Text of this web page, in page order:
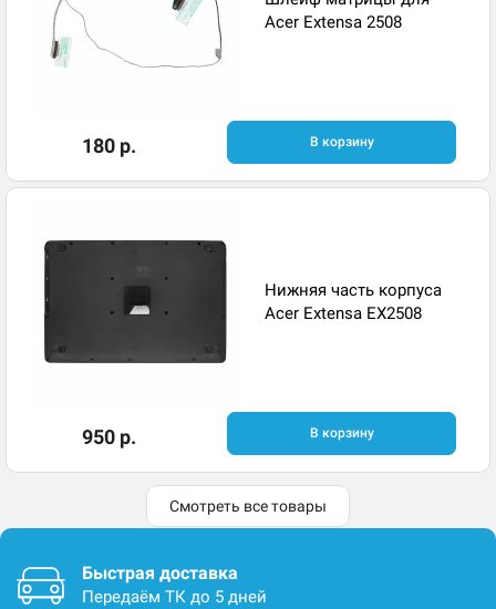
Acer Extensa 2508
180 р. В корзину
Нижняя часть корпуса
Acer Extensa EX2508
950 р. В корзину
Смотреть все товары
Быстрая доставка
Передаём ТК до 5 дней